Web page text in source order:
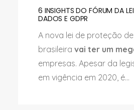
6 INSIGHTS DO FÓRUM DA
DADOS E GDPR
A nova lei de proteção
brasileira vai ter um
empresas. Apesar da
em vigência em 2020, é...